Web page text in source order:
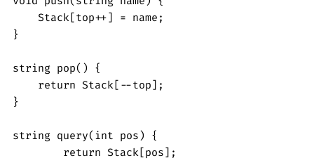
    Stack[top++] = name;
}
string pop() {
    return Stack[--top];
}
string query(int pos) {